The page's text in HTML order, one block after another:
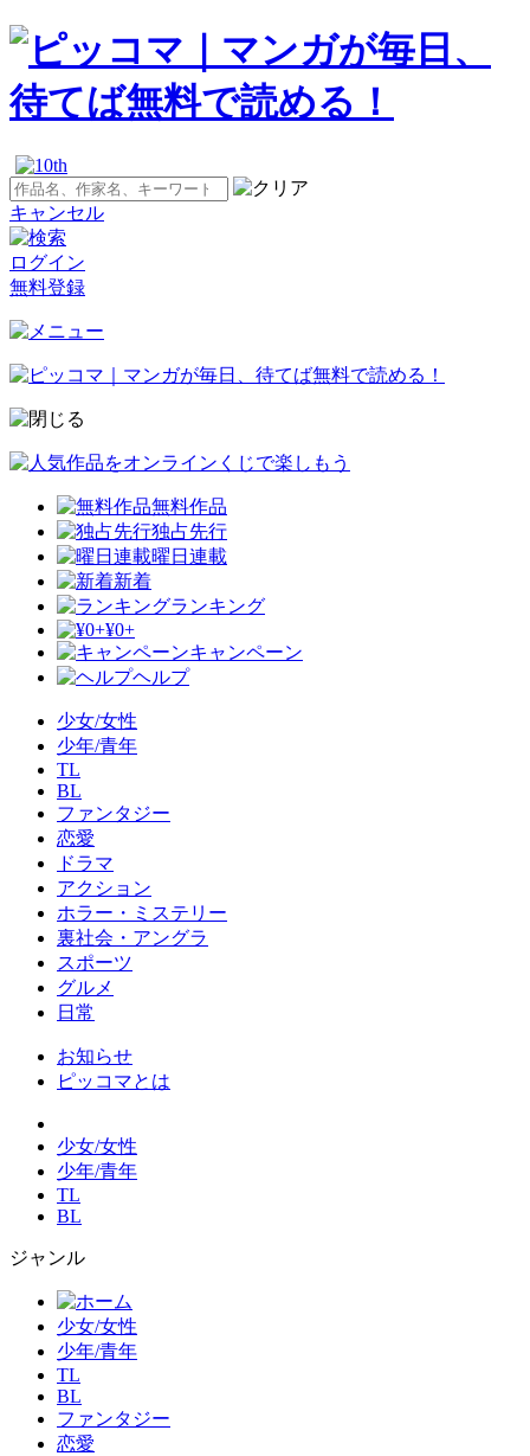
キャンセル
ログイン
無料登録
無料作品
独占先行
曜日連載
新着
ランキング
¥0+
キャンペーン
ヘルプ
少女/女性
少年/青年
TL
BL
ファンタジー
恋愛
ドラマ
アクション
ホラー・ミステリー
裏社会・アングラ
スポーツ
グルメ
日常
お知らせ
ピッコマとは
少女/女性
少年/青年
TL
BL
ジャンル
少女/女性
少年/青年
TL
BL
ファンタジー
恋愛